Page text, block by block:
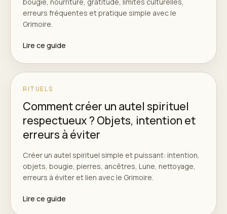
erreurs fréquentes et pratique simple avec le
Grimoire.
Lire ce guide
RITUELS
Comment créer un autel spirituel
respectueux ? Objets, intention et
erreurs à éviter
Créer un autel spirituel simple et puissant: intention,
objets, bougie, pierres, ancêtres, Lune, nettoyage,
erreurs à éviter et lien avec le Grimoire.
Lire ce guide